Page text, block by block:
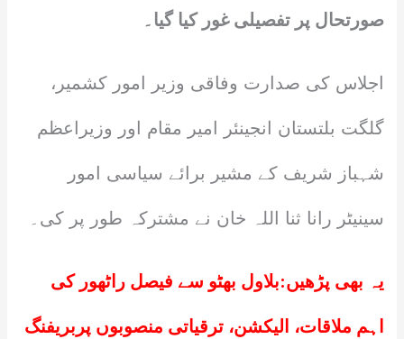
صورتحال پر تفصیلی غور کیا گیا۔
اجلاس کی صدارت وفاقی وزیر امور کشمیر،
گلگت بلتستان انجینئر امیر مقام اور وزیراعظم
شہباز شریف کے مشیر برائے سیاسی امور
سینیٹر رانا ثنا اللہ خان نے مشترکہ طور پر کی۔
یہ بھی پڑھیں:بلاول بھٹو سے فیصل راٹھور کی
اہم ملاقات، الیکشن، ترقیاتی منصوبوں پربریفنگ